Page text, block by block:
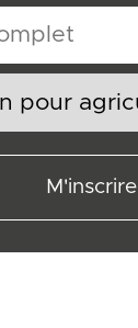
M'inscrire